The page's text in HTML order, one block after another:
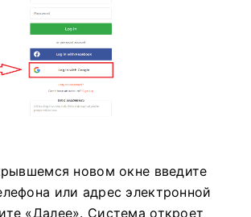
новом окне введите
или адрес электронной
«Далее». Система откроет